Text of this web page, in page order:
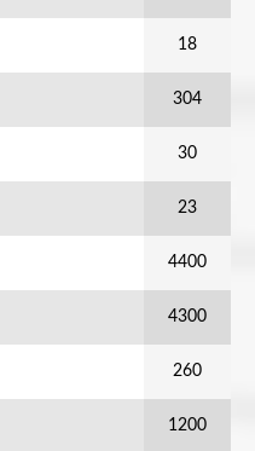
18
304
30
23
4400
4300
260
1200